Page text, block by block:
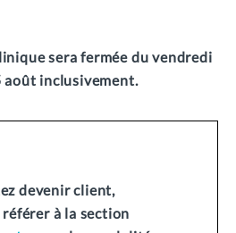
sera fermée du vendredi
inclusivement.
devenir client,
à la section